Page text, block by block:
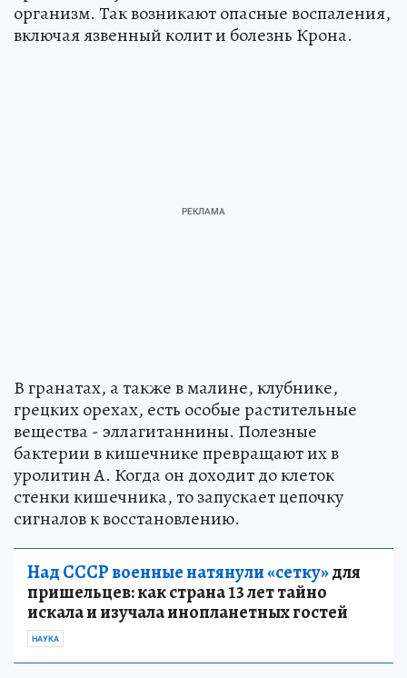
организм. Так возникают опасные воспаления,
включая язвенный колит и болезнь Крона.
В гранатах, а также в малине, клубнике,
грецких орехах, есть особые растительные
вещества - эллагитаннины. Полезные
бактерии в кишечнике превращают их в
уролитин А. Когда он доходит до клеток
стенки кишечника, то запускает цепочку
сигналов к восстановлению.
Над СССР военные натянули «сетку»для
пришельцев: как страна 13 лет тайно
искала и изучала инопланетных гостей
НАУКА